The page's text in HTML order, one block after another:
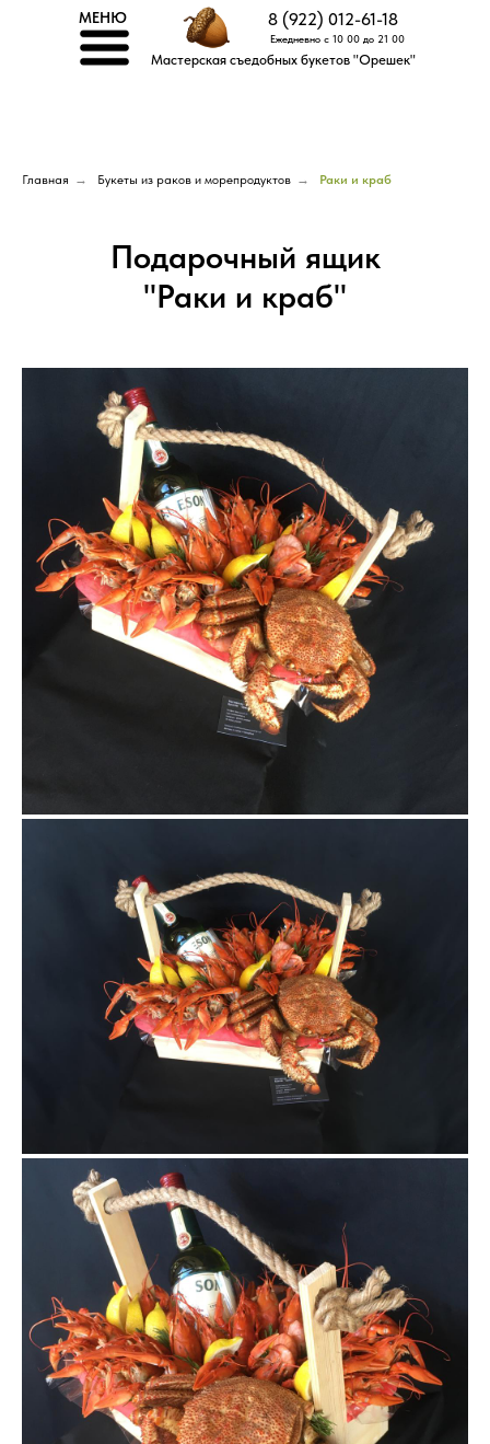
Мастерская съедобных букетов "Орешек"
МЕНЮ 8 (922) 012-61-18
Ежедневно с 10 00 до 21 00
Главная → Букеты из раков и морепродуктов → Раки и краб
Подарочный ящик
"Раки и краб"